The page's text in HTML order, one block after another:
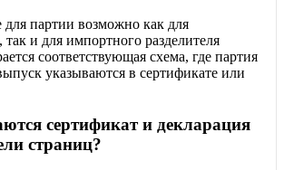
партии возможно как для
так и для импортного разделителя
соответствующая схема, где партия
указываются в сертификате или
сертификат и декларация
страниц?